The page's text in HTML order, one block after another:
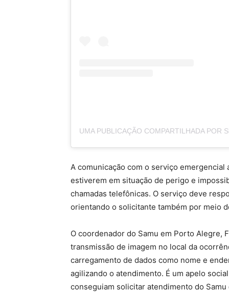
A comunicação com o serviço
estiverem em situação de perigo e
chamadas telefônicas. O serviço deve
orientando o solicitante também por meio
O coordenador do Samu em Porto Alegre,
transmissão de imagem no local da
carregamento de dados como nome e
agilizando o atendimento. É um apelo
conseguiam solicitar atendimento do